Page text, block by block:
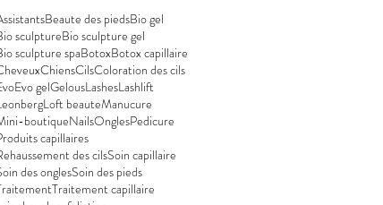
Beaute des piedsBio gel
sculptureBio sculpture gel
sculpture spaBotoxBotox capillaire
ChiensCilsColoration des cils
Evo gelGelousLashesLashlift
Loft beauteManucure
boutiqueNailsOnglesPedicure
capillaires
des cilsSoin capillaire
des onglesSoin des pieds
Traitement capillaire